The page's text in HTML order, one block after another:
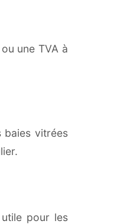
une TVA à
baies vitrées
pour les